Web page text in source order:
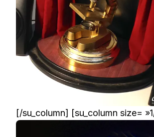
[/su_column] [su_column size=